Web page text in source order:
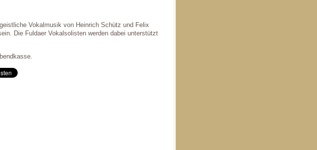
Vokalmusik von Heinrich Schütz und Felix
Die Fuldaer Vokalsolisten werden dabei unterstützt